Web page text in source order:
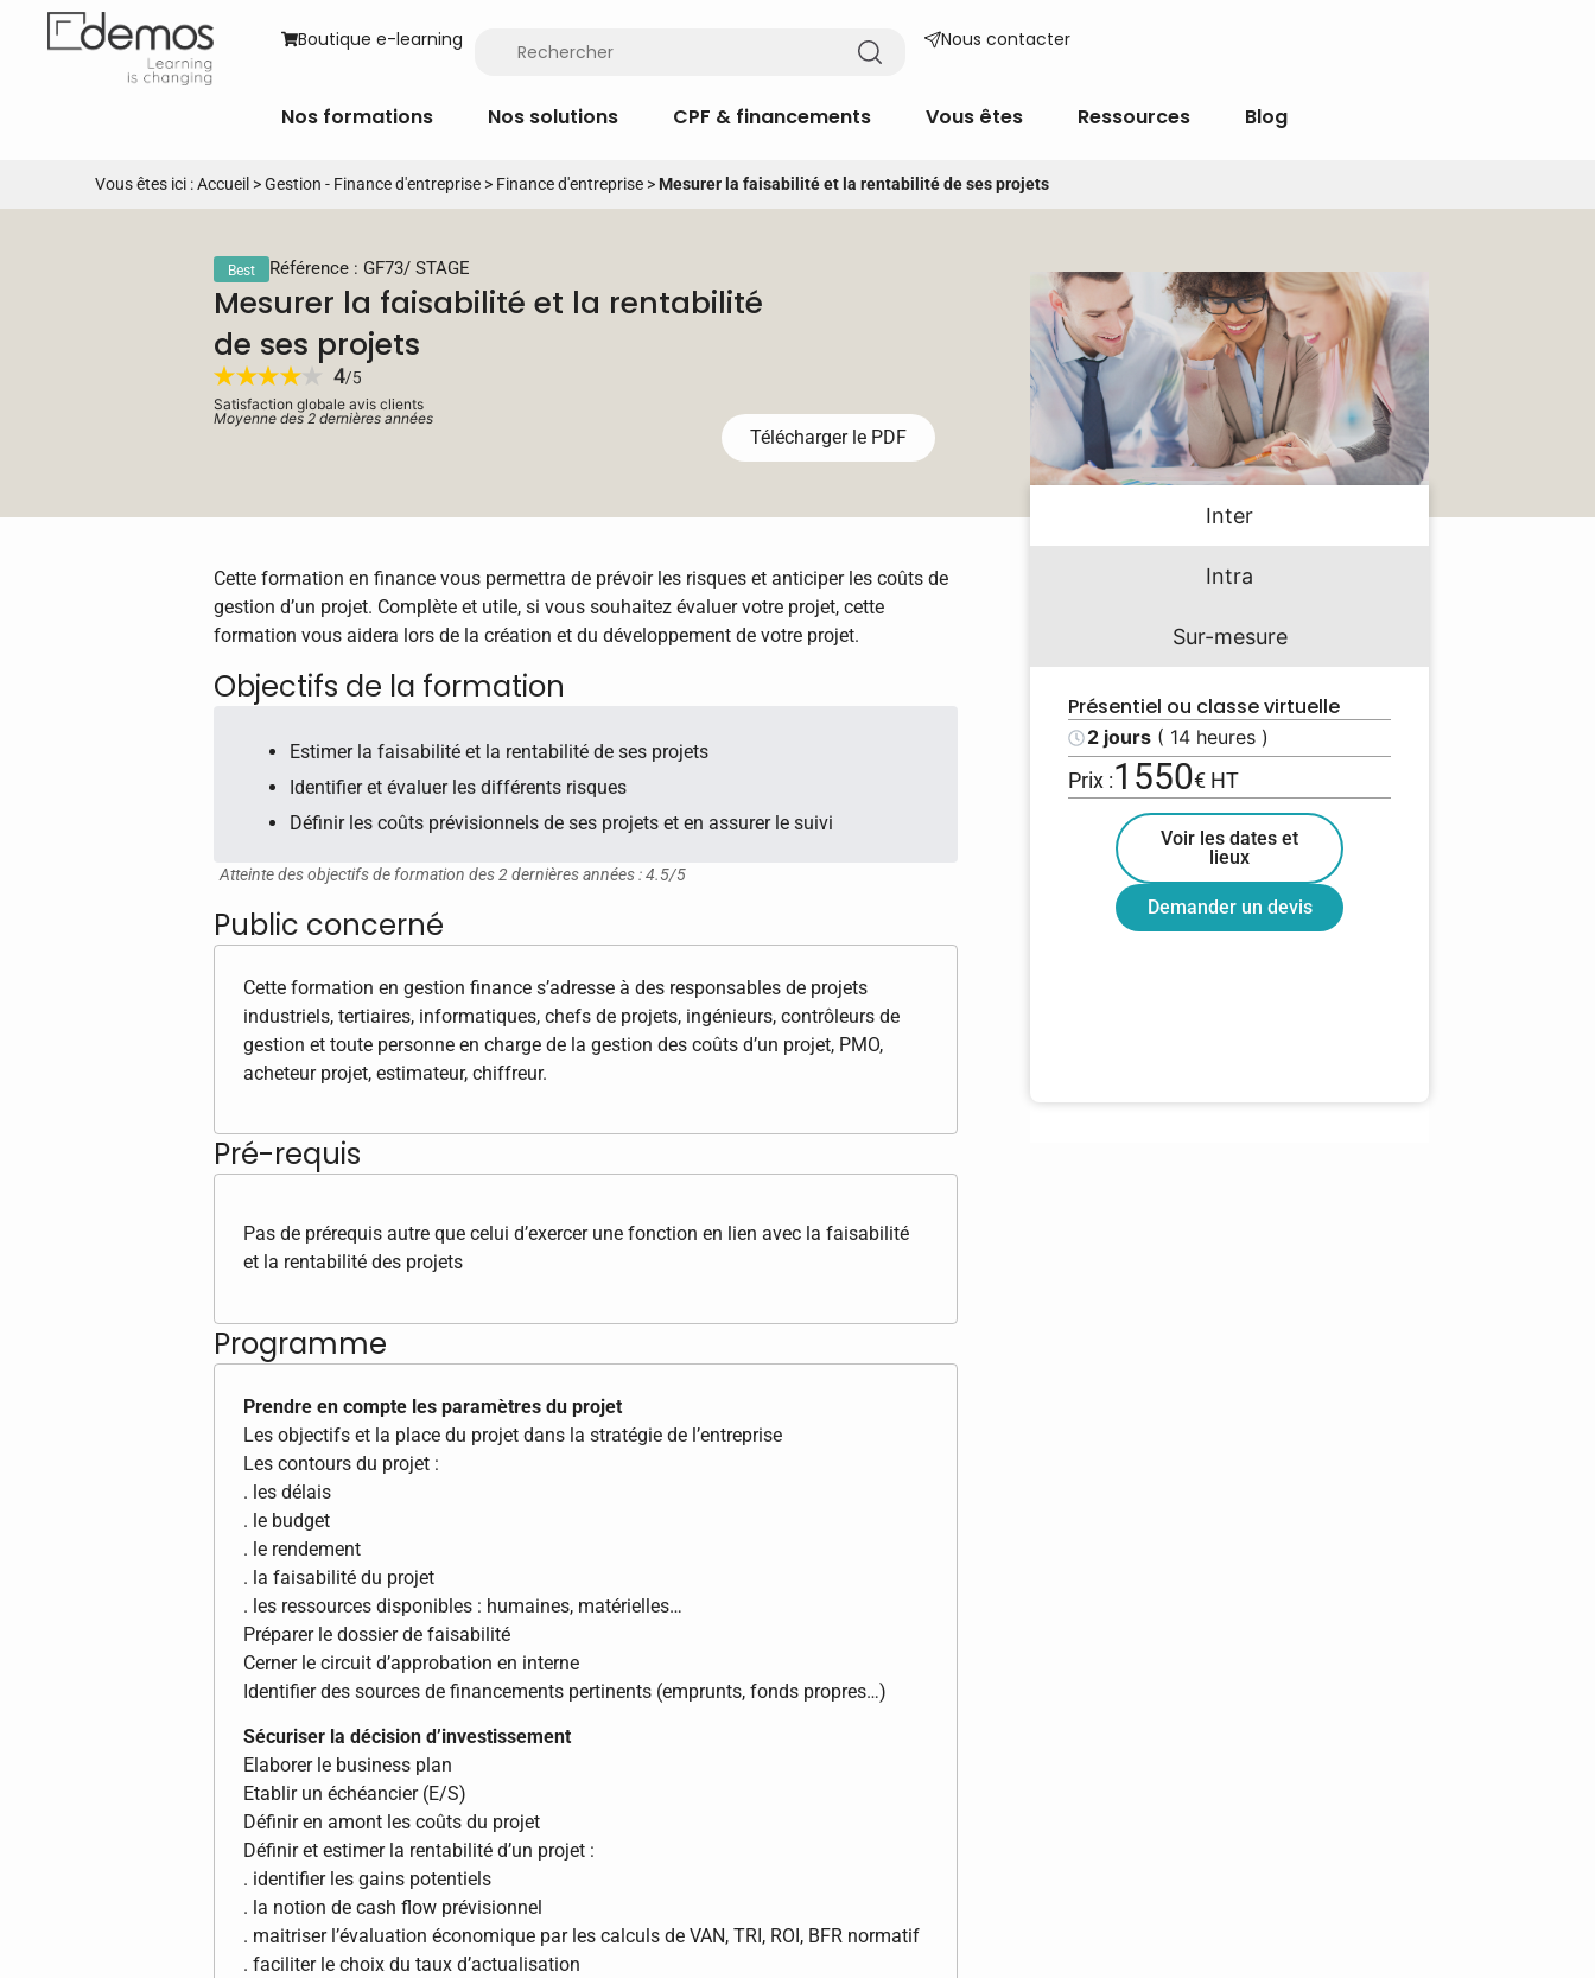
Boutique e-learning Nous contacter
Nos formations Nos solutions CPF & financements Vous êtes Ressources Blog
Vous êtes ici :Accueil >Gestion - Finance d'entreprise > Finance d'entreprise >Mesurer la faisabilité et la rentabilité de ses projets
Inter
Intra
Sur-mesure
Présentiel ou classe virtuelle
2 jours ( 14 heures )
Prix :1550€ HT
Voir les dates et
lieux
Demander un devis
Best Référence : GF73/ STAGE
Mesurer la faisabilité et la rentabilité
de ses projets
Satisfaction globale avis clients
Moyenne des 2 dernières années
Télécharger le PDF
Cette formation en finance vous permettra de prévoir les risques et anticiper les coûts de
gestion d’un projet. Complète et utile, si vous souhaitez évaluer votre projet, cette
formation vous aidera lors de la création et du développement de votre projet.
Objectifs de la formation
Estimer la faisabilité et la rentabilité de ses projets
Identifier et évaluer les différents risques
Définir les coûts prévisionnels de ses projets et en assurer le suivi
Atteinte des objectifs de formation des 2 dernières années : 4.5/5
Public concerné
Cette formation en gestion finance s’adresse à des responsables de projets
industriels, tertiaires, informatiques, chefs de projets, ingénieurs, contrôleurs de
gestion et toute personne en charge de la gestion des coûts d’un projet, PMO,
acheteur projet, estimateur, chiffreur.
Pré-requis
Pas de prérequis autre que celui d’exercer une fonction en lien avec la faisabilité
et la rentabilité des projets
Programme
Prendre en compte les paramètres du projet
Les objectifs et la place du projet dans la stratégie de l’entreprise
Les contours du projet :
. les délais
. le budget
. le rendement
. la faisabilité du projet
. les ressources disponibles : humaines, matérielles…
Préparer le dossier de faisabilité
Cerner le circuit d’approbation en interne
Identifier des sources de financements pertinents (emprunts, fonds propres…)
Sécuriser la décision d’investissement
Elaborer le business plan
Etablir un échéancier (E/S)
Définir en amont les coûts du projet
Définir et estimer la rentabilité d’un projet :
. identifier les gains potentiels
. la notion de cash flow prévisionnel
. maitriser l’évaluation économique par les calculs de VAN, TRI, ROI, BFR normatif
. faciliter le choix du taux d’actualisation